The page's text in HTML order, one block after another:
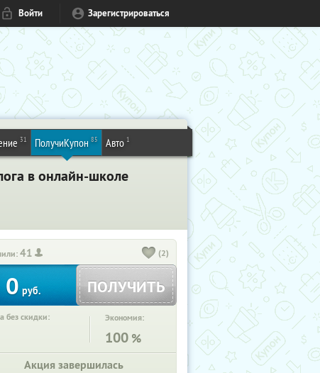
Войти Зарегистрироваться
31 ПолучиКупон 85 Авто 1
в онлайн-школе
41 (2)
0 руб. ПОЛУЧИТЬ
без скидки: Экономия:
100 %
Акция завершилась